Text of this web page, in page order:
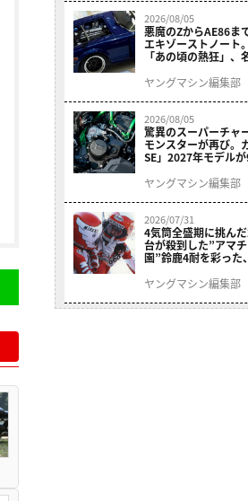
2026/08/05
悪魔のZからAE86ま
エキゾーストノート
「あの頃の熱狂」、
結！
ヤングマシン編集部
2026/08/05
驚異のスーパーチャ
モンスターが再び。
SE」2027年モデル
ヤングマシン編集部
2026/07/31
4気筒全盛期に挑ん
台が殺到した”アマ
園”鈴鹿4耐を彩った
ヤングマシン編集部